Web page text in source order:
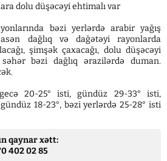
dolu düşəcəyi ehtimalı var
bəzi yerlərdə arabir yağış
dağlıq və dağətəyi rayonlarda
şimşək çaxacağı, dolu düşəcəyi
bəzi dağlıq ərazilərdə duman.
20-25° isti, gündüz 29-33° isti,
18-23°, bəzi yerlərdə 25-28° isti
qaynar xətt:
402 02 85